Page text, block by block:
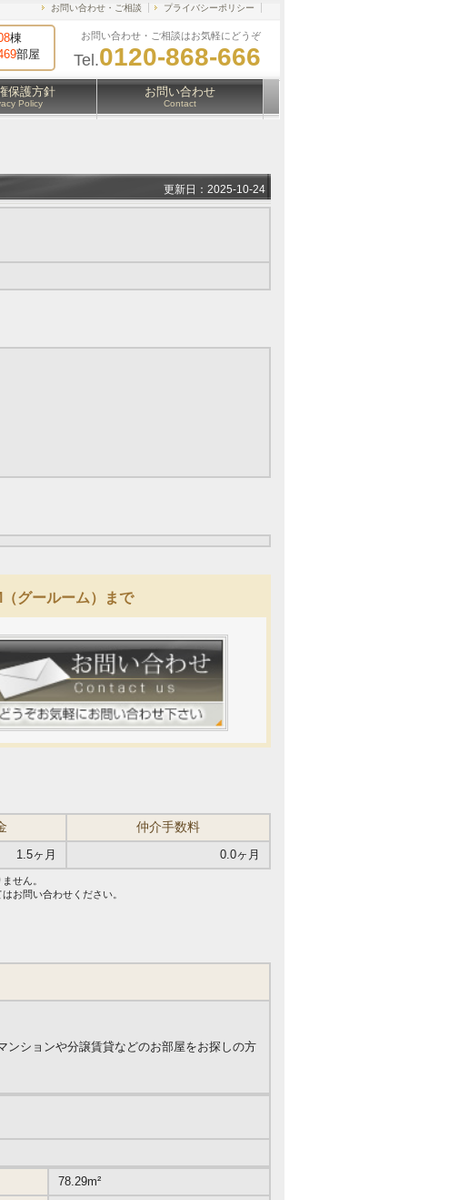
棟
部屋
お問い合わせ・ご相談はお気軽にどうぞ
Tel.0120-868-666
お問い合わせ・ご相談 プライバシーポリシー
保護方針
Policy
お問い合わせ
Contact
更新日：2025-10-24
グールーム）まで
仲介手数料
1.5ヶ月 0.0ヶ月
せん。
お問い合わせください。
ンションや分譲賃貸などのお部屋をお探しの方
78.29m²